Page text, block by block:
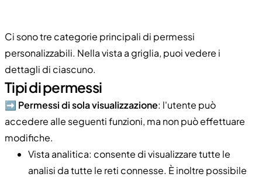
Ci sono tre categorie principali di permessi
personalizzabili. Nella vista a griglia, puoi vedere i
dettagli di ciascuno.
Tipi di permessi
➡️ Permessi di sola visualizzazione: l'utente può
accedere alle seguenti funzioni, ma non può effettuare
modifiche.
Vista analitica: consente di visualizzare tutte le
analisi da tutte le reti connesse. È inoltre possibile